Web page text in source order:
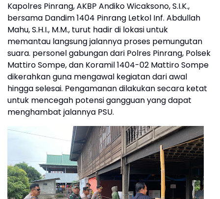
Kapolres Pinrang, AKBP Andiko Wicaksono, S.I.K.,
bersama Dandim 1404 Pinrang Letkol Inf. Abdullah
Mahu, S.H.I., M.M., turut hadir di lokasi untuk
memantau langsung jalannya proses pemungutan
suara. personel gabungan dari Polres Pinrang, Polsek
Mattiro Sompe, dan Koramil 1404-02 Mattiro Sompe
dikerahkan guna mengawal kegiatan dari awal
hingga selesai. Pengamanan dilakukan secara ketat
untuk mencegah potensi gangguan yang dapat
menghambat jalannya PSU.